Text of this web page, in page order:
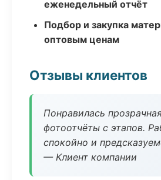
еженедельный отчёт
Подбор и закупка
оптовым ценам
Отзывы клиентов
Понравилась
фотоотчёты с этапов.
спокойно и
— Клиент компании